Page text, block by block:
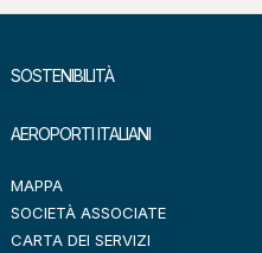
SOSTENIBILITÀ
AEROPORTI ITALIANI
MAPPA
SOCIETÀ ASSOCIATE
CARTA DEI SERVIZI